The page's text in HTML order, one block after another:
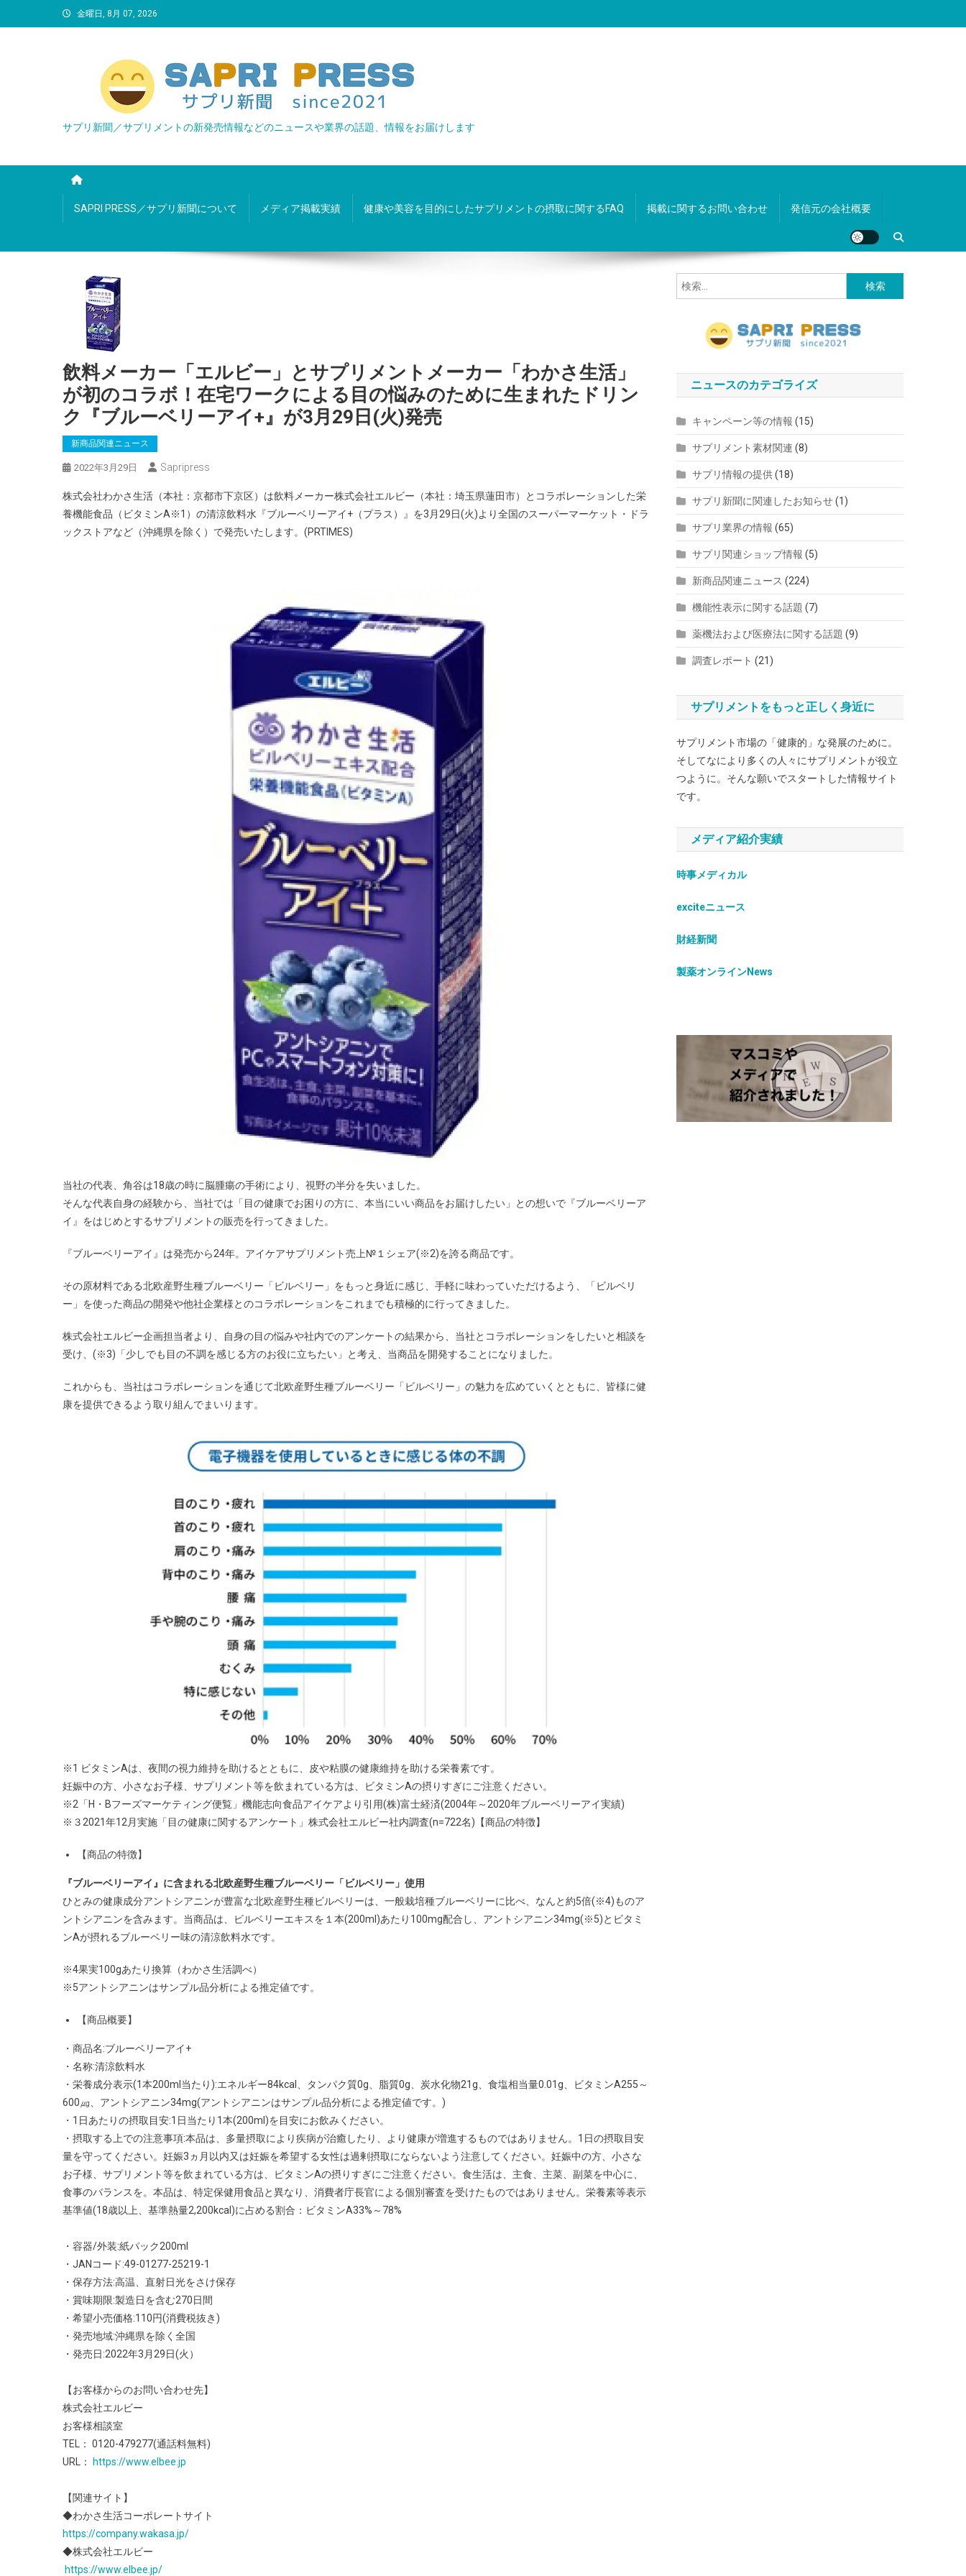
to
金曜日, 8月 07, 2026
サプリ新聞／サプリメントの新発売情報などのニュースや業界の話題、情報をお届けします
SAPRI PRESS／サプリ新聞について メディア掲載実績 健康や美容を目的にしたサプリメントの摂取に関するFAQ 掲載に関するお問い合わせ 発信元の会社概要
飲料メーカー「エルビー」とサプリメントメーカー「わかさ生活」
が初のコラボ！在宅ワークによる目の悩みのために生まれたドリン
ク『ブルーベリーアイ+』が3月29日(火)発売
新商品関連ニュース
2022年3月29日 Sapripress
株式会社わかさ⽣活（本社：京都市下京区）は飲料メーカー株式会社エルビー（本社：埼玉県蓮田市）とコラボレーションした栄
養機能食品（ビタミンA※1）の清涼飲料水『ブルーベリーアイ+（プラス）』を3月29日(火)より全国のスーパーマーケット・ドラ
ックストアなど（沖縄県を除く）で発売いたします。(PRTIMES)
当社の代表、角谷は18歳の時に脳腫瘍の手術により、視野の半分を失いました。
そんな代表自身の経験から、当社では「目の健康でお困りの方に、本当にいい商品をお届けしたい」との想いで『ブルーベリーア
イ』をはじめとするサプリメントの販売を行ってきました。
『ブルーベリーアイ』は発売から24年。アイケアサプリメント売上№１シェア(※2)を誇る商品です。
その原材料である北欧産野生種ブルーベリー「ビルベリー」をもっと身近に感じ、手軽に味わっていただけるよう、「ビルベリ
ー」を使った商品の開発や他社企業様とのコラボレーションをこれまでも積極的に行ってきました。
株式会社エルビー企画担当者より、自身の⽬の悩みや社内でのアンケートの結果から、当社とコラボレーションをしたいと相談を
受け、(※3)「少しでも⽬の不調を感じる⽅のお役に⽴ちたい」と考え、当商品を開発することになりました。
これからも、当社はコラボレーションを通じて北欧産野生種ブルーベリー「ビルベリー」の魅力を広めていくとともに、皆様に健
康を提供できるよう取り組んでまいります。
※1 ビタミンAは、夜間の視力維持を助けるとともに、皮や粘膜の健康維持を助ける栄養素です。
妊娠中の方、小さなお子様、サプリメント等を飲まれている方は、ビタミンAの摂りすぎにご注意ください。
※2「H・Bフーズマーケティング便覧」機能志向食品アイケアより引用(株)富士経済(2004年～2020年ブルーベリーアイ実績)
※３2021年12月実施「目の健康に関するアンケート」株式会社エルビー社内調査(n=722名)【商品の特徴】
【商品の特徴】
『ブルーベリーアイ』に含まれる北欧産野生種ブルーベリー「ビルベリー」使用
ひとみの健康成分アントシアニンが豊富な北欧産野生種ビルベリーは、一般栽培種ブルーベリーに比べ、なんと約5倍(※4)ものア
ントシアニンを含みます。当商品は、ビルベリーエキスを１本(200ml)あたり100mg配合し、アントシアニン34mg(※5)とビタミ
ンAが摂れるブルーベリー味の清涼飲料水です。
※4果実100gあたり換算（わかさ生活調べ）
※5アントシアニンはサンプル品分析による推定値です。
【商品概要】
・商品名:ブルーベリーアイ+
・名称:清涼飲料水
・栄養成分表示(1本200ml当たり):エネルギー84kcal、タンパク質0g、脂質0g、炭水化物21g、食塩相当量0.01g、ビタミンA255～
600㎍、アントシアニン34mg(アントシアニンはサンプル品分析による推定値です。)
・1日あたりの摂取目安:1日当たり1本(200ml)を目安にお飲みください。
・摂取する上での注意事項:本品は、多量摂取により疾病が治癒したり、より健康が増進するものではありません。1日の摂取目安
量を守ってください。妊娠3ヵ月以内又は妊娠を希望する女性は過剰摂取にならないよう注意してください。妊娠中の方、小さな
お子様、サプリメント等を飲まれている方は、ビタミンAの摂りすぎにご注意ください。食生活は、主食、主菜、副菜を中心に、
食事のバランスを。本品は、特定保健用食品と異なり、消費者庁長官による個別審査を受けたものではありません。栄養素等表示
基準値(18歳以上、基準熱量2,200kcal)に占める割合：ビタミンA33%～78%
・容器/外装:紙パック200ml
・JANコード:49-01277-25219-1
・保存方法:高温、直射日光をさけ保存
・賞味期限:製造日を含む270日間
・希望小売価格:110円(消費税抜き)
・発売地域:沖縄県を除く全国
・発売日:2022年3月29日(火）
【お客様からのお問い合わせ先】
株式会社エルビー
お客様相談室
TEL： 0120-479277(通話料無料)
URL：
https://www.elbee.jp
【関連サイト】
◆わかさ生活コーポレートサイト
https://company.wakasa.jp/
◆株式会社エルビー
https://www.elbee.jp/
索:
ニュースのカテゴライズ
キャンペーン等の情報 (15)
サプリメント素材関連 (8)
サプリ情報の提供(18)
サプリ新聞に関連したお知らせ(1)
サプリ業界の情報 (65)
サプリ関連ショップ情報 (5)
新商品関連ニュース (224)
機能性表示に関する話題 (7)
薬機法および医療法に関する話題 (9)
調査レポート (21)
サプリメントをもっと正しく身近に
サプリメント市場の「健康的」な発展のために。
そしてなにより多くの人々にサプリメントが役立
つように。そんな願いでスタートした情報サイト
です。
メディア紹介実績
時事メディカル
exciteニュース
財経新聞
製薬オンラインNews